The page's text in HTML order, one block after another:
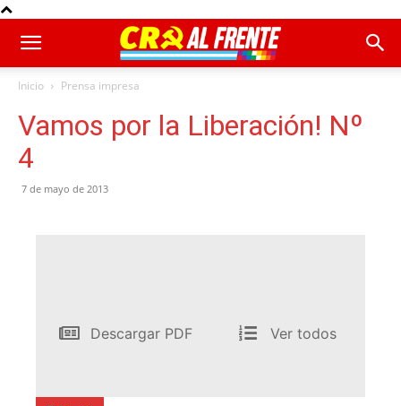
Inicio Prensa impresa
Vamos por la Liberación! Nº
4
7 de mayo de 2013
Descargar PDF Ver todos